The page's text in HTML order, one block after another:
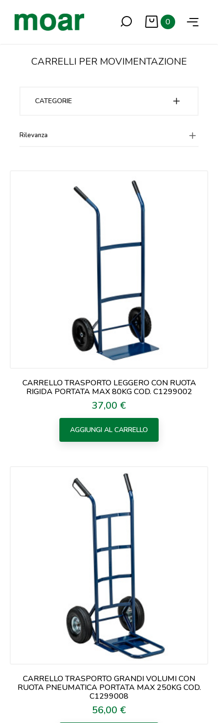
0
CARRELLI PER MOVIMENTAZIONE
CATEGORIE
Rilevanza
CARRELLO TRASPORTO LEGGERO CON RUOTA
RIGIDA PORTATA MAX 80KG COD. C1299002
Prezzo
37,00 €
AGGIUNGI AL CARRELLO
CARRELLO TRASPORTO GRANDI VOLUMI CON
RUOTA PNEUMATICA PORTATA MAX 250KG COD.
C1299008
Prezzo
56,00 €